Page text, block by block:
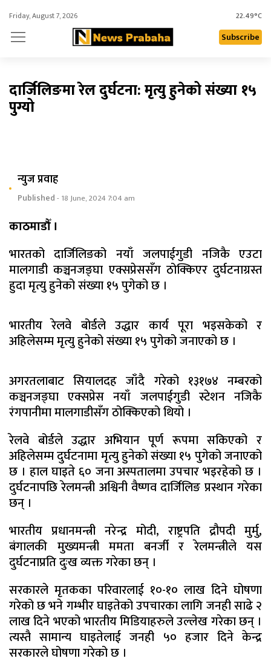
Friday, August 7, 2026 22.49°C
Subscribe
दार्जिलिङमा रेल दुर्घटना: मृत्यु हुनेको संख्या १५
पुग्यो
न्युज प्रवाह
Published- 18 June, 2024 7:04 am
काठमाडौँ ।
भारतको दार्जिलिङको नयाँ जलपाईगुडी नजिकै एउटा
मालगाडी कञ्चनजङ्घा एक्सप्रेससँग ठोक्किएर दुर्घटनाग्रस्त
हुदा मृत्यु हुनेको संख्या १५ पुगेको छ ।
भारतीय रेलवे बोर्डले उद्धार कार्य पूरा भइसकेको र
अहिलेसम्म मृत्यु हुनेको संख्या १५ पुगेको जनाएको छ ।
अगरतलाबाट सियालदह जाँदै गरेको १३१७४ नम्बरको
कञ्चनजङ्घा एक्सप्रेस नयाँ जलपाईगुडी स्टेशन नजिकै
रंगपानीमा मालगाडीसँग ठोक्किएको थियो ।
रेलवे बोर्डले उद्धार अभियान पूर्ण रूपमा सकिएको र
अहिलेसम्म दुर्घटनामा मृत्यु हुनेको संख्या १५ पुगेको जनाएको
छ । हाल घाइते ६० जना अस्पतालमा उपचार भइरहेको छ ।
दुर्घटनापछि रेलमन्त्री अश्विनी वैष्णव दार्जिलिङ प्रस्थान गरेका
छन् ।
भारतीय प्रधानमन्त्री नरेन्द्र मोदी, राष्ट्रपति द्रौपदी मुर्मु,
बंगालकी मुख्यमन्त्री ममता बनर्जी र रेलमन्त्रीले यस
दुर्घटनाप्रति दुःख व्यक्त गरेका छन् ।
सरकारले मृतकका परिवारलाई १०-१० लाख दिने घोषणा
गरेको छ भने गम्भीर घाइतेको उपचारका लागि जनही साढे २
लाख दिने भएको भारतीय मिडियाहरुले उल्लेख गरेका छन् ।
त्यस्तै सामान्य घाइतेलाई जनही ५० हजार दिने केन्द्र
सरकारले घोषणा गरेको छ ।